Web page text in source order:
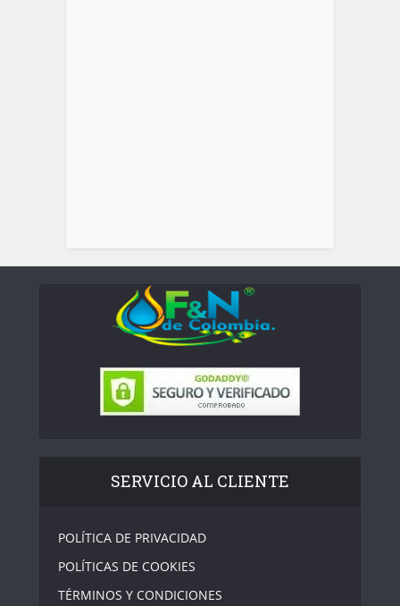
SERVICIO AL CLIENTE
POLÍTICA DE PRIVACIDAD
POLÍTICAS DE COOKIES
TÉRMINOS Y CONDICIONES